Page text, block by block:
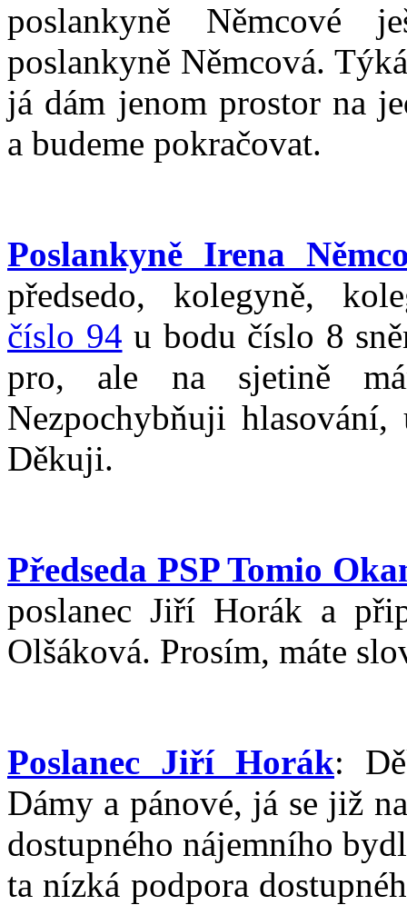
poslankyně Němcové
poslankyně Němcová.
já dám jenom prostor na
a budeme pokračovat.
Poslankyně Irena
předsedo, kolegyně,
číslo 94 u bodu číslo 8
pro, ale na sjetině
Nezpochybňuji
Děkuji.
Předseda PSP Tomio
poslanec Jiří Horák a
Olšáková. Prosím, máte
Poslanec Jiří Horák:
Dámy a pánové, já se již
dostupného nájemního
ta nízká podpora